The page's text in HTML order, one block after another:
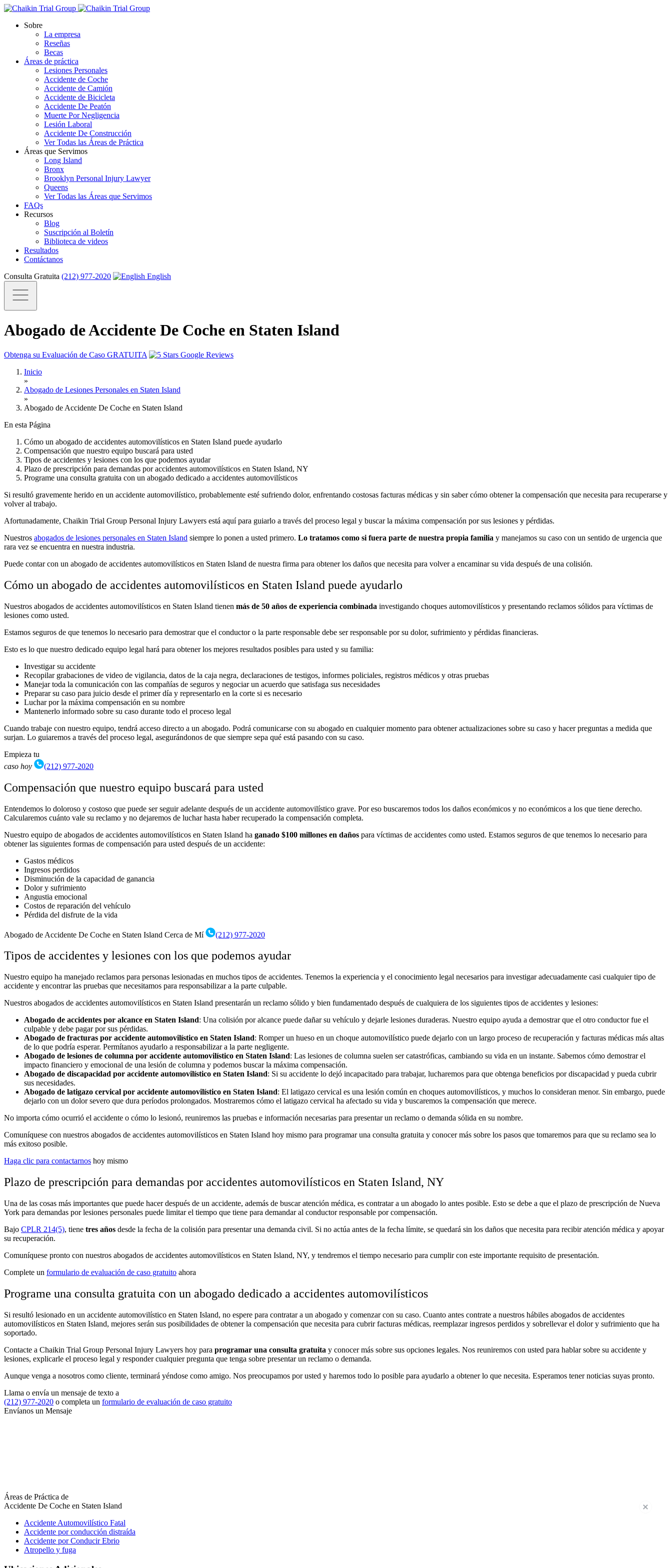
Sobre
La empresa
Reseñas
Becas
Áreas de práctica
Lesiones Personales
Accidente de Coche
Accidente de Camión
Accidente de Bicicleta
Accidente De Peatón
Muerte Por Negligencia
Lesión Laboral
Accidente De Construcción
Ver Todas las Áreas de Práctica
Áreas que Servimos
Long Island
Bronx
Brooklyn Personal Injury Lawyer
Queens
Ver Todas las Áreas que Servimos
FAQs
Recursos
Blog
Suscripción al Boletín
Biblioteca de videos
Resultados
Contáctanos
Consulta Gratuita (212) 977-2020 English
Abogado de Accidente De Coche en Staten Island
Obtenga su Evaluación de Caso GRATUITA
Inicio
»
Abogado de Lesiones Personales en Staten Island
»
Abogado de Accidente De Coche en Staten Island
En esta Página
Cómo un abogado de accidentes automovilísticos en Staten Island puede ayudarlo
Compensación que nuestro equipo buscará para usted
Tipos de accidentes y lesiones con los que podemos ayudar
Plazo de prescripción para demandas por accidentes automovilísticos en Staten Island, NY
Programe una consulta gratuita con un abogado dedicado a accidentes automovilísticos
Si resultó gravemente herido en un accidente automovilístico, probablemente esté sufriendo dolor, enfrentando costosas facturas médicas y sin saber cómo obtener la compensación que necesita para recuperarse y
volver al trabajo.
Afortunadamente, Chaikin Trial Group Personal Injury Lawyers está aquí para guiarlo a través del proceso legal y buscar la máxima compensación por sus lesiones y pérdidas.
Nuestros abogados de lesiones personales en Staten Island siempre lo ponen a usted primero. Lo tratamos como si fuera parte de nuestra propia familia y manejamos su caso con un sentido de urgencia que
rara vez se encuentra en nuestra industria.
Puede contar con un abogado de accidentes automovilísticos en Staten Island de nuestra firma para obtener los daños que necesita para volver a encaminar su vida después de una colisión.
Cómo un abogado de accidentes automovilísticos en Staten Island puede ayudarlo
Nuestros abogados de accidentes automovilísticos en Staten Island tienen más de 50 años de experiencia combinada investigando choques automovilísticos y presentando reclamos sólidos para víctimas de
lesiones como usted.
Estamos seguros de que tenemos lo necesario para demostrar que el conductor o la parte responsable debe ser responsable por su dolor, sufrimiento y pérdidas financieras.
Esto es lo que nuestro dedicado equipo legal hará para obtener los mejores resultados posibles para usted y su familia:
Investigar su accidente
Recopilar grabaciones de video de vigilancia, datos de la caja negra, declaraciones de testigos, informes policiales, registros médicos y otras pruebas
Manejar toda la comunicación con las compañías de seguros y negociar un acuerdo que satisfaga sus necesidades
Preparar su caso para juicio desde el primer día y representarlo en la corte si es necesario
Luchar por la máxima compensación en su nombre
Mantenerlo informado sobre su caso durante todo el proceso legal
Cuando trabaje con nuestro equipo, tendrá acceso directo a un abogado. Podrá comunicarse con su abogado en cualquier momento para obtener actualizaciones sobre su caso y hacer preguntas a medida que
surjan. Lo guiaremos a través del proceso legal, asegurándonos de que siempre sepa qué está pasando con su caso.
Empieza tu
caso hoy
(212) 977-2020
Compensación que nuestro equipo buscará para usted
Entendemos lo doloroso y costoso que puede ser seguir adelante después de un accidente automovilístico grave. Por eso buscaremos todos los daños económicos y no económicos a los que tiene derecho.
Calcularemos cuánto vale su reclamo y no dejaremos de luchar hasta haber recuperado la compensación completa.
Nuestro equipo de abogados de accidentes automovilísticos en Staten Island ha ganado $100 millones en daños para víctimas de accidentes como usted. Estamos seguros de que tenemos lo necesario para
obtener las siguientes formas de compensación para usted después de un accidente:
Gastos médicos
Ingresos perdidos
Disminución de la capacidad de ganancia
Dolor y sufrimiento
Angustia emocional
Costos de reparación del vehículo
Pérdida del disfrute de la vida
Abogado de Accidente De Coche en Staten Island Cerca de Mí (212) 977-2020
Tipos de accidentes y lesiones con los que podemos ayudar
Nuestro equipo ha manejado reclamos para personas lesionadas en muchos tipos de accidentes. Tenemos la experiencia y el conocimiento legal necesarios para investigar adecuadamente casi cualquier tipo de
accidente y encontrar las pruebas que necesitamos para responsabilizar a la parte culpable.
Nuestros abogados de accidentes automovilísticos en Staten Island presentarán un reclamo sólido y bien fundamentado después de cualquiera de los siguientes tipos de accidentes y lesiones:
Abogado de accidentes por alcance en Staten Island: Una colisión por alcance puede dañar su vehículo y dejarle lesiones duraderas. Nuestro equipo ayuda a demostrar que el otro conductor fue el
culpable y debe pagar por sus pérdidas.
Abogado de fracturas por accidente automovilístico en Staten Island: Romper un hueso en un choque automovilístico puede dejarlo con un largo proceso de recuperación y facturas médicas más altas
de lo que podría esperar. Permítanos ayudarlo a responsabilizar a la parte negligente.
Abogado de lesiones de columna por accidente automovilístico en Staten Island: Las lesiones de columna suelen ser catastróficas, cambiando su vida en un instante. Sabemos cómo demostrar el
impacto financiero y emocional de una lesión de columna y podemos buscar la máxima compensación.
Abogado de discapacidad por accidente automovilístico en Staten Island: Si su accidente lo dejó incapacitado para trabajar, lucharemos para que obtenga beneficios por discapacidad y pueda cubrir
sus necesidades.
Abogado de latigazo cervical por accidente automovilístico en Staten Island: El latigazo cervical es una lesión común en choques automovilísticos, y muchos lo consideran menor. Sin embargo, puede
dejarlo con un dolor severo que dura períodos prolongados. Mostraremos cómo el latigazo cervical ha afectado su vida y buscaremos la compensación que merece.
No importa cómo ocurrió el accidente o cómo lo lesionó, reuniremos las pruebas e información necesarias para presentar un reclamo o demanda sólida en su nombre.
Comuníquese con nuestros abogados de accidentes automovilísticos en Staten Island hoy mismo para programar una consulta gratuita y conocer más sobre los pasos que tomaremos para que su reclamo sea lo
más exitoso posible.
Haga clic para contactarnos hoy mismo
Plazo de prescripción para demandas por accidentes automovilísticos en Staten Island, NY
Una de las cosas más importantes que puede hacer después de un accidente, además de buscar atención médica, es contratar a un abogado lo antes posible. Esto se debe a que el plazo de prescripción de Nueva
York para demandas por lesiones personales puede limitar el tiempo que tiene para demandar al conductor responsable por compensación.
Bajo CPLR 214(5), tiene tres años desde la fecha de la colisión para presentar una demanda civil. Si no actúa antes de la fecha límite, se quedará sin los daños que necesita para recibir atención médica y apoyar
su recuperación.
Comuníquese pronto con nuestros abogados de accidentes automovilísticos en Staten Island, NY, y tendremos el tiempo necesario para cumplir con este importante requisito de presentación.
Complete un formulario de evaluación de caso gratuito ahora
Programe una consulta gratuita con un abogado dedicado a accidentes automovilísticos
Si resultó lesionado en un accidente automovilístico en Staten Island, no espere para contratar a un abogado y comenzar con su caso. Cuanto antes contrate a nuestros hábiles abogados de accidentes
automovilísticos en Staten Island, mejores serán sus posibilidades de obtener la compensación que necesita para cubrir facturas médicas, reemplazar ingresos perdidos y sobrellevar el dolor y sufrimiento que ha
soportado.
Contacte a Chaikin Trial Group Personal Injury Lawyers hoy para programar una consulta gratuita y conocer más sobre sus opciones legales. Nos reuniremos con usted para hablar sobre su accidente y
lesiones, explicarle el proceso legal y responder cualquier pregunta que tenga sobre presentar un reclamo o demanda.
Aunque venga a nosotros como cliente, terminará yéndose como amigo. Nos preocupamos por usted y haremos todo lo posible para ayudarlo a obtener lo que necesita. Esperamos tener noticias suyas pronto.
Llama o envía un mensaje de texto a
(212) 977-2020 o completa un formulario de evaluación de caso gratuito
Envíanos un Mensaje
Áreas de Práctica de
Accidente De Coche en Staten Island
Accidente Automovilístico Fatal
Accidente por conducción distraída
Accidente por Conducir Ebrio
Atropello y fuga